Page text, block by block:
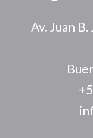
Av. Juan